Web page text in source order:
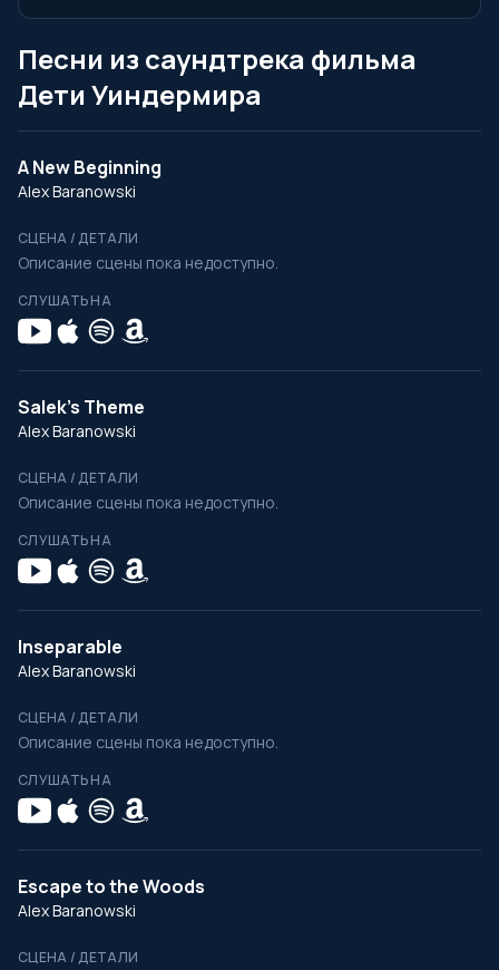
Песни из саундтрека фильма
Дети Уиндермира
A New Beginning
Alex Baranowski
СЦЕНА / ДЕТАЛИ
Описание сцены пока недоступно.
СЛУШАТЬ НА
Salek's Theme
Alex Baranowski
СЦЕНА / ДЕТАЛИ
Описание сцены пока недоступно.
СЛУШАТЬ НА
Inseparable
Alex Baranowski
СЦЕНА / ДЕТАЛИ
Описание сцены пока недоступно.
СЛУШАТЬ НА
Escape to the Woods
Alex Baranowski
СЦЕНА / ДЕТАЛИ